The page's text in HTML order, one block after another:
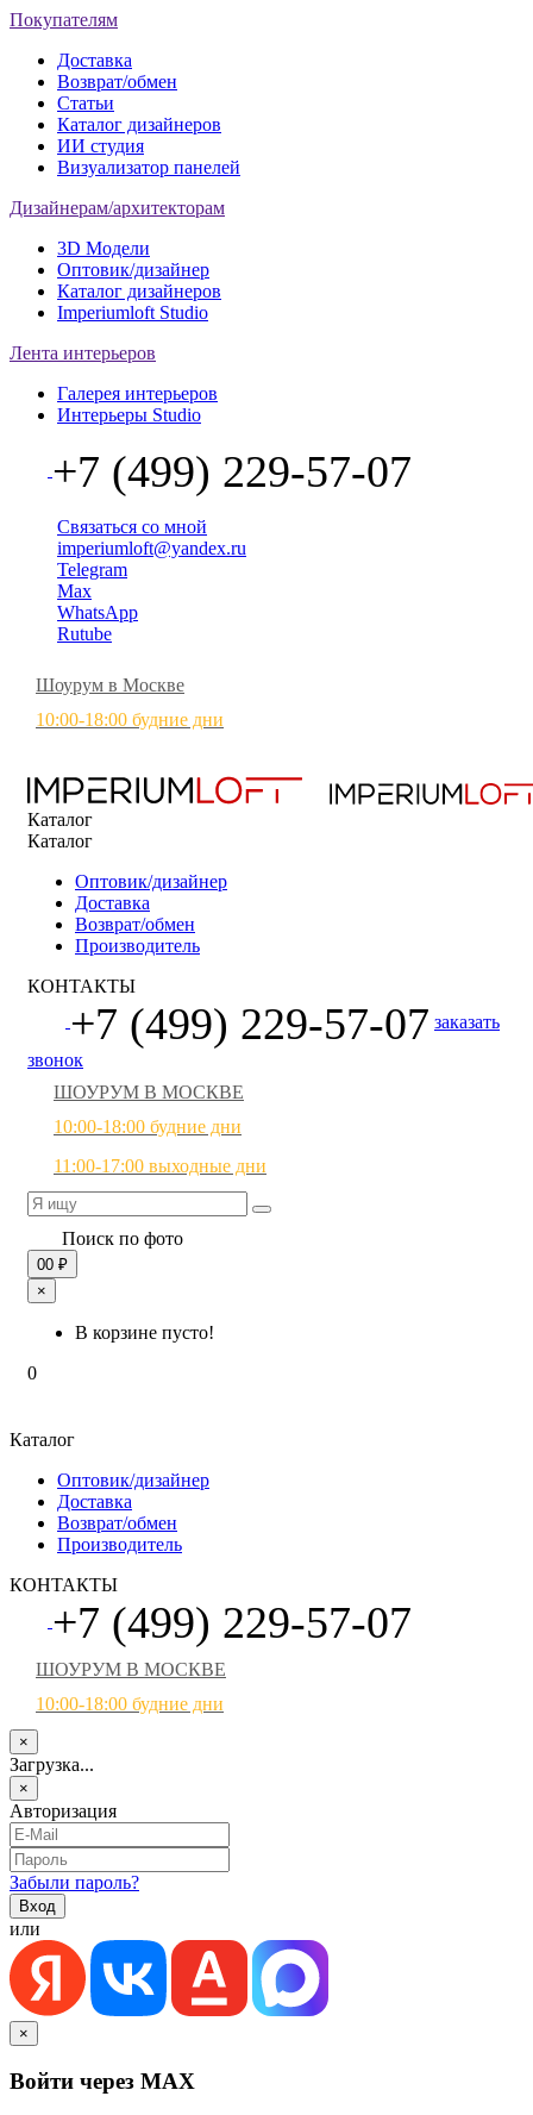
Покупателям
Доставка
Возврат/обмен
Статьи
Каталог дизайнеров
ИИ студия
Визуализатор панелей
Дизайнерам/архитекторам
3D Модели
Оптовик/дизайнер
Каталог дизайнеров
Imperiumloft Studio
Лента интерьеров
Галерея интерьеров
Интерьеры Studio
+7 (499) 229-57-07
Связаться со мной
imperiumloft@yandex.ru
Telegram
Max
WhatsApp
Rutube
Шоурум в Москве
10:00-18:00 будние дни
Каталог
Каталог
Оптовик/дизайнер
Доставка
Возврат/обмен
Производитель
КОНТАКТЫ
+7 (499) 229-57-07 заказать
звонок
ШОУРУМ В МОСКВЕ
10:00-18:00 будние дни
11:00-17:00 выходные дни
Поиск по фото
00 ₽
×
В корзине пусто!
0
Каталог
Оптовик/дизайнер
Доставка
Возврат/обмен
Производитель
КОНТАКТЫ
+7 (499) 229-57-07
ШОУРУМ В МОСКВЕ
10:00-18:00 будние дни
×
Загрузка...
×
Авторизация
Забыли пароль?
или
×
Войти через MAX